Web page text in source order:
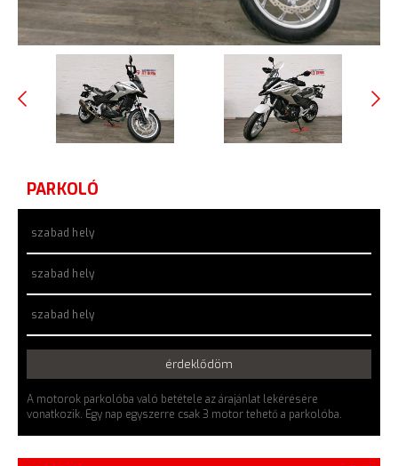
PARKOLÓ
szabad hely
szabad hely
szabad hely
érdeklődöm
A motorok parkolóba való betétele az árajánlat lekérésére
vonatkozik. Egy nap egyszerre csak 3 motor tehető a parkolóba.